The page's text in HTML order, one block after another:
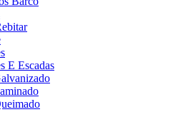
E Escadas